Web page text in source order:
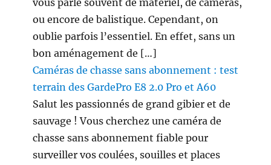
vous parle souvent de matériel, de caméras,
ou encore de balistique. Cependant, on
oublie parfois l’essentiel. En effet, sans un
bon aménagement de […]
Caméras de chasse sans abonnement : test
terrain des GardePro E8 2.0 Pro et A60
Salut les passionnés de grand gibier et de
sauvage ! Vous cherchez une caméra de
chasse sans abonnement fiable pour
surveiller vos coulées, souilles et places